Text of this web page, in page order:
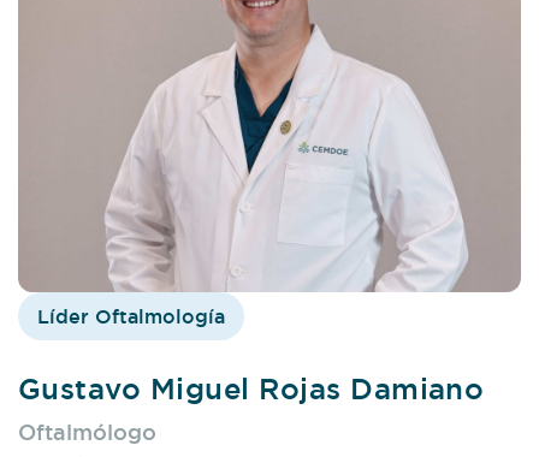
Líder Oftalmología
Gustavo Miguel Rojas Damiano
Oftalmólogo